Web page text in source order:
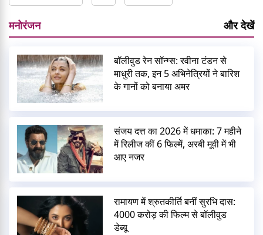
मनोरंजन और देखें
बॉलीवुड रेन सॉन्ग्स: रवीना टंडन से
माधुरी तक, इन 5 अभिनेत्रियों ने बारिश
के गानों को बनाया अमर
संजय दत्त का 2026 में धमाका: 7 महीने
में रिलीज कीं 6 फिल्में, अरबी मूवी में भी
आए नजर
रामायण में श्रुतकीर्ति बनीं सुरभि दास:
4000 करोड़ की फिल्म से बॉलीवुड
डेब्यू